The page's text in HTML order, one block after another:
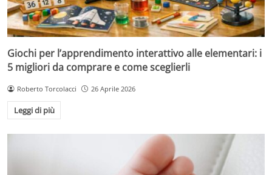
Giochi per l’apprendimento interattivo alle elementari: i
5 migliori da comprare e come sceglierli
Roberto Torcolacci 26 Aprile 2026
Leggi di più